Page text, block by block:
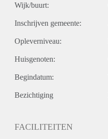
Wijk/buurt:
Inschrijven gemeente:
Opleverniveau:
Huisgenoten:
Begindatum:
Bezichtiging
FACILITEITEN